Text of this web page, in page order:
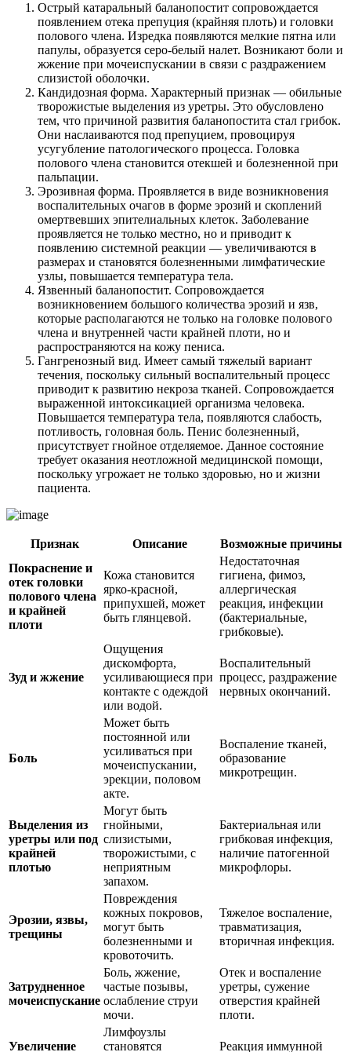
Острый катаральный баланопостит сопровождается
появлением отека препуция (крайняя плоть) и головки
полового члена. Изредка появляются мелкие пятна или
папулы, образуется серо-белый налет. Возникают боли и
жжение при мочеиспускании в связи с раздражением
слизистой оболочки.
Кандидозная форма. Характерный признак — обильные
творожистые выделения из уретры. Это обусловлено
тем, что причиной развития баланопостита стал грибок.
Они наслаиваются под препуцием, провоцируя
усугубление патологического процесса. Головка
полового члена становится отекшей и болезненной при
пальпации.
Эрозивная форма. Проявляется в виде возникновения
воспалительных очагов в форме эрозий и скоплений
омертвевших эпителиальных клеток. Заболевание
проявляется не только местно, но и приводит к
появлению системной реакции — увеличиваются в
размерах и становятся болезненными лимфатические
узлы, повышается температура тела.
Язвенный баланопостит. Сопровождается
возникновением большого количества эрозий и язв,
которые располагаются не только на головке полового
члена и внутренней части крайней плоти, но и
распространяются на кожу пениса.
Гангренозный вид. Имеет самый тяжелый вариант
течения, поскольку сильный воспалительный процесс
приводит к развитию некроза тканей. Сопровождается
выраженной интоксикацией организма человека.
Повышается температура тела, появляются слабость,
потливость, головная боль. Пенис болезненный,
присутствует гнойное отделяемое. Данное состояние
требует оказания неотложной медицинской помощи,
поскольку угрожает не только здоровью, но и жизни
пациента.
Признак Описание
Возможные причины
Покраснение и
отек головки
полового члена
и крайней
плоти
Кожа становится
ярко-красной,
припухшей, может
быть глянцевой.
Недостаточная
гигиена, фимоз,
аллергическая
реакция, инфекции
(бактериальные,
грибковые).
Зуд и жжение
Ощущения
дискомфорта,
усиливающиеся при
контакте с одеждой
или водой.
Воспалительный
процесс, раздражение
нервных окончаний.
Боль
Может быть
постоянной или
усиливаться при
мочеиспускании,
эрекции, половом
акте.
Воспаление тканей,
образование
микротрещин.
Выделения из
уретры или под
крайней
плотью
Могут быть
гнойными,
слизистыми,
творожистыми, с
неприятным
запахом.
Бактериальная или
грибковая инфекция,
наличие патогенной
микрофлоры.
Эрозии, язвы,
трещины
Повреждения
кожных покровов,
могут быть
болезненными и
кровоточить.
Тяжелое воспаление,
травматизация,
вторичная инфекция.
Затрудненное
мочеиспускание
Боль, жжение,
частые позывы,
ослабление струи
мочи.
Отек и воспаление
уретры, сужение
отверстия крайней
плоти.
Увеличение
Лимфоузлы
становятся
Реакция иммунной